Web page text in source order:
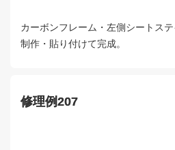
カーボンフレーム・左側シートス
制作・貼り付けて完成。
修理例207